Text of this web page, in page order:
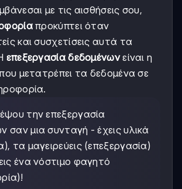
με τις αισθήσεις σου,
προκύπτει όταν
και συσχετίσεις αυτά τα
επεξεργασία δεδομένωνείναι η
μετατρέπει τα δεδομένα σε
την επεξεργασία
σαν μια συνταγή - έχεις υλικά
τα μαγειρεύεις (επεξεργασία)
ένα νόστιμο φαγητό